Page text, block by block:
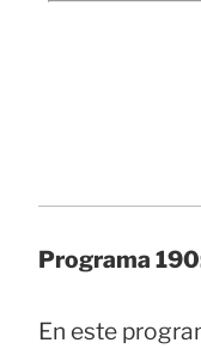
Programa
En este